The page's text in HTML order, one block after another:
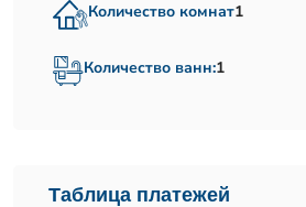
Количество комнат1
Количество ванн:1
Таблица платежей